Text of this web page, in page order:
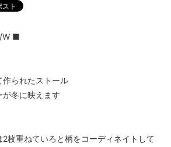
W ■
作られたストール
冬に映えます
枚重ねていろと柄をコーディネイトして